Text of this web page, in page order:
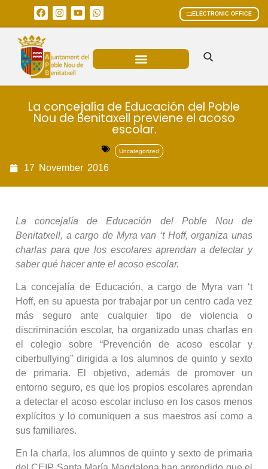
ELECTRONIC OFFICE
La concejalía de Educación del Poble
Nou de Benitaxell previene el acoso
escolar.
Uncategorized
17 November 2016
La concejalía de Educación del Poble Nou de
Benitatxell, a cargo de Myra van ‘t Hoff, organiza unas
charlas para que los escolares aprendan a detectar y
saber qué hacer ante el acoso escolar.
La concejalía de Educación, a cargo de Myra van ‘t
Hoff, en su apuesta por trabajar por un centro cada vez
más seguro ante cualquier tipo de violencia o
discriminación escolar, ha organizado unas charlas en
el colegio sobre “Prevención de acoso escolar y
ciberbullying” dirigida a los alumnos de quinto y sexto
de primaria. El objetivo, además de promover un
entorno seguro, es que los propios escolares aprendan
a detectar el acoso escolar incluso en los casos menos
explícitos y lo comuniquen a sus maestros así como a
sus familiares.
En la charla, los alumnos de quinto y sexto de primaria